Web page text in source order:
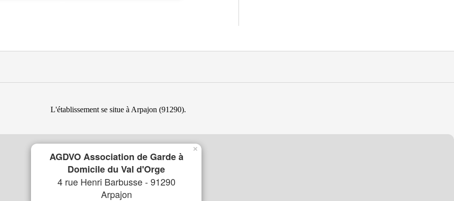
L'établissement se situe à Arpajon (91290).
AGDVO Association de Garde à
Domicile du Val d'Orge
4 rue Henri Barbusse - 91290
Arpajon
×